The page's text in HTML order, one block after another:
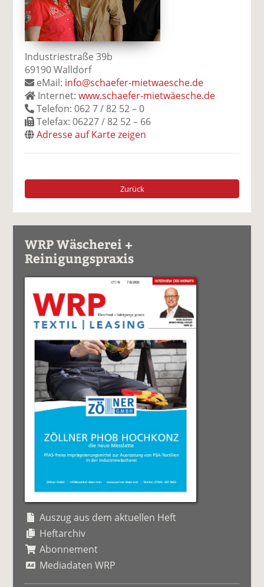
Industriestraße 39b
69190 Walldorf
eMail: info@schaefer-mietwaesche.de
Internet:www.schaefer-mietwäesche.de
Telefon: 062 7 / 82 52 – 0
Telefax: 06227 / 82 52 – 66
Adresse auf Karte zeigen
Zurück
WRP Wäscherei +
Reinigungspraxis
Auszug aus dem aktuellen Heft
Heftarchiv
Abonnement
Mediadaten WRP